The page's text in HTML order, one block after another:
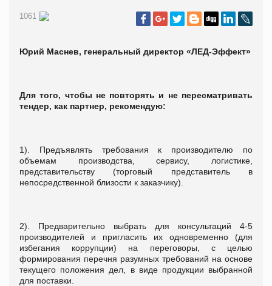
1061
Юрий Маснев, генеральный директор «ЛЕД-Эффект»
Для того, чтобы не повторять и не пересматривать
тендер, как партнер, рекомендую:
1). Предъявлять требования к производителю по
объемам производства, сервису, логистике,
представительству (торговый представитель в
непосредственной близости к заказчику).
2). Предварительно выбрать для консультаций 4-5
производителей и пригласить их одновременно (для
избегания коррупции) на переговоры, с целью
формирования перечня разумных требований на основе
текущего положения дел, в виде продукции выбранной
для поставки.